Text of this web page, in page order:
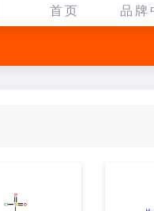
首页 品牌